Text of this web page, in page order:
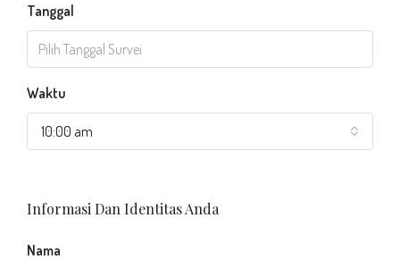
Tanggal
Waktu
10:00 am
Informasi Dan Identitas Anda
Nama